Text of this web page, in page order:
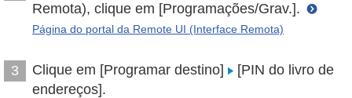
Remota), clique em [Programações/Grav.].
Página do portal da Remote UI (Interface Remota)
3 Clique em [Programar destino]
[PIN do livro de
endereços].